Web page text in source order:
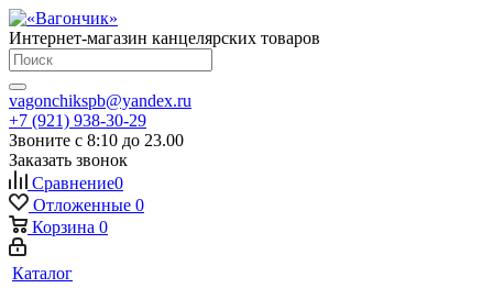
Интернет-магазин канцелярских товаров
vagonchikspb@yandex.ru
+7 (921) 938-30-29
Звоните с 8:10 до 23.00
Заказать звонок
Сравнение0
Отложенные 0
Корзина 0
Каталог